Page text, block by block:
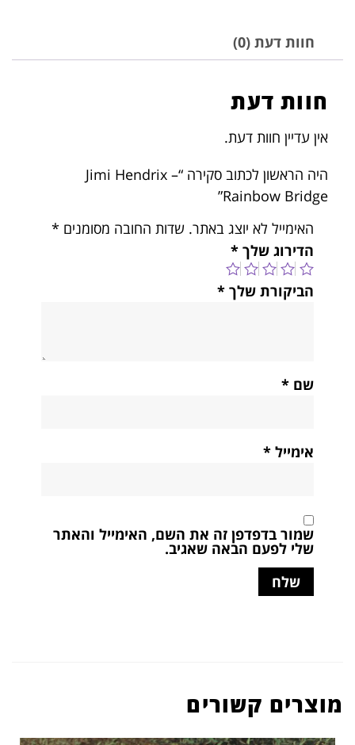
חוות דעת (0)
חוות דעת
אין עדיין חוות דעת.
היה הראשון לכתוב סקירה “Jimi Hendrix –
Rainbow Bridge”
האימייל לא יוצג באתר. שדות החובה מסומנים *
הדירוג שלך *
הביקורת שלך *
שם *
אימייל *
שמור בדפדפן זה את השם, האימייל והאתר
שלי לפעם הבאה שאגיב.
מוצרים קשורים